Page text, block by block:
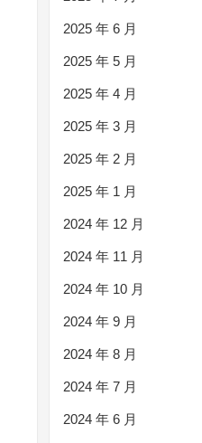
2025 年 6 月
2025 年 5 月
2025 年 4 月
2025 年 3 月
2025 年 2 月
2025 年 1 月
2024 年 12 月
2024 年 11 月
2024 年 10 月
2024 年 9 月
2024 年 8 月
2024 年 7 月
2024 年 6 月